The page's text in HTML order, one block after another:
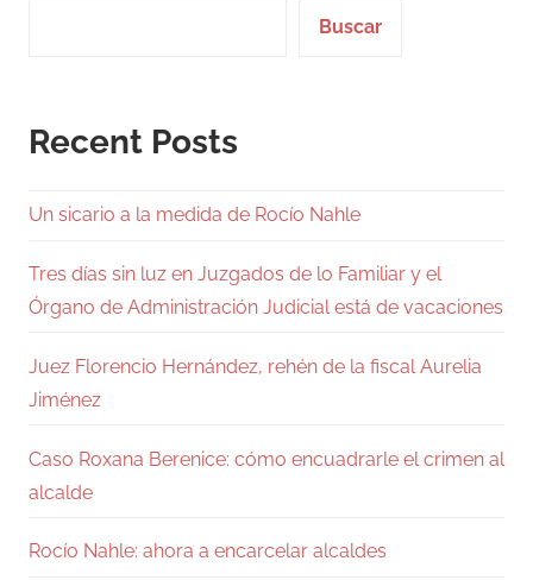
Buscar
Recent Posts
Un sicario a la medida de Rocío Nahle
Tres días sin luz en Juzgados de lo Familiar y el
Órgano de Administración Judicial está de vacaciones
Juez Florencio Hernández, rehén de la fiscal Aurelia
Jiménez
Caso Roxana Berenice: cómo encuadrarle el crimen al
alcalde
Rocío Nahle: ahora a encarcelar alcaldes